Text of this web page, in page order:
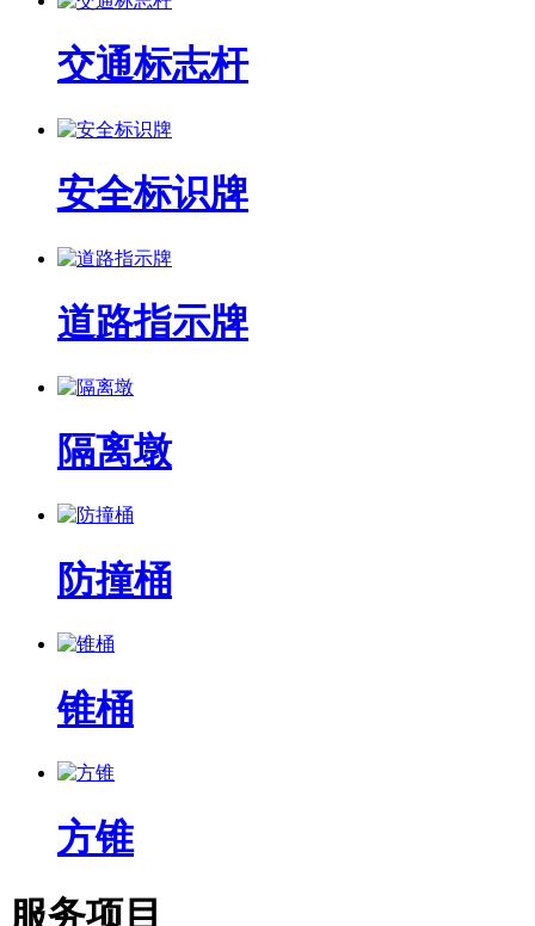
交通标志杆
安全标识牌
道路指示牌
隔离墩
防撞桶
锥桶
方锥
服务项目